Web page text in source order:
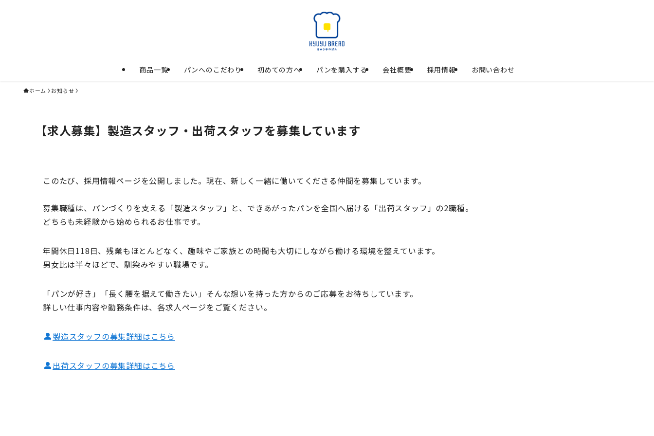
商品一覧 パンへのこだわり 初めての方へ パンを購入する 会社概要 採用情報 お問い合わせ
ホーム お知らせ
【求人募集】製造スタッフ・出荷スタッフを募集しています
このたび、採用情報ページを公開しました。現在、新しく一緒に働いてくださる仲間を募集しています。
募集職種は、パンづくりを支える「製造スタッフ」と、できあがったパンを全国へ届ける「出荷スタッフ」の2職種。
どちらも未経験から始められるお仕事です。
年間休日118日、残業もほとんどなく、趣味やご家族との時間も大切にしながら働ける環境を整えています。
男女比は半々ほどで、馴染みやすい職場です。
「パンが好き」「長く腰を据えて働きたい」そんな想いを持った方からのご応募をお待ちしています。
詳しい仕事内容や勤務条件は、各求人ページをご覧ください。
製造スタッフの募集詳細はこちら
出荷スタッフの募集詳細はこちら